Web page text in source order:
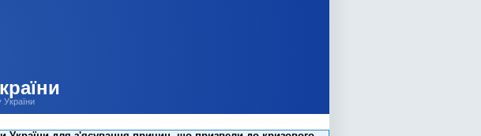
України